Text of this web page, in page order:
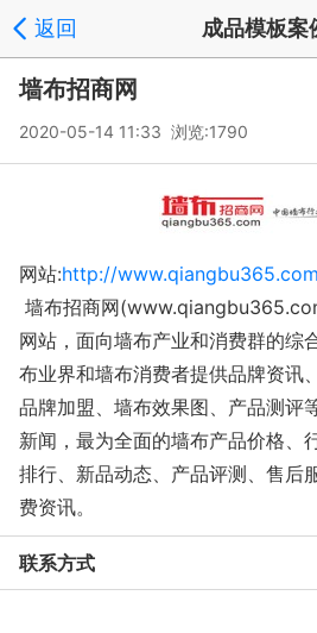
返回 成品模板案
墙布招商网
2020-05-14 11:33 浏览:1790
网站:http://
墙布招商网
网站，面向墙布产业和消费群的综
布业界和墙布消费者提供品牌资讯
品牌加盟、墙布效果图、产品测评
新闻，最为全面的墙布产品价格、
排行、新品动态、产品评测、售后
费资讯。
联系方式